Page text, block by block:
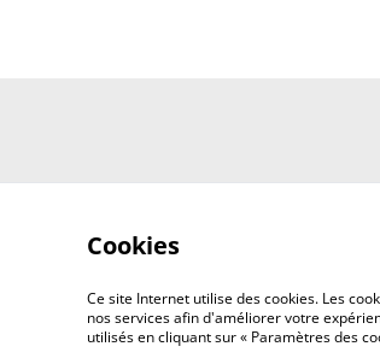
©2026 Poké Shop & cie
Cookies
Ce site Internet utilise des cookies. Les
nos services afin d'améliorer votre
utilisés en cliquant sur « Paramètres des